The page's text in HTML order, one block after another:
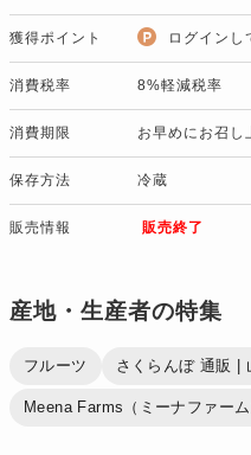
獲得ポイント ログインし
消費税率 8%軽減税率
消費期限 お早めにお召し
保存方法 冷蔵
販売情報 販売終了
産地・生産者の特集
フルーツ さくらんぼ 通販 |
Meena Farms（ミーナファーム